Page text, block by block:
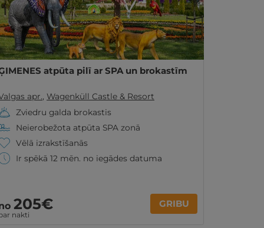
atpūta pilī ar SPA un brokastīm
apr., Wagenküll Castle & Resort
Zviedru galda brokastis
Neierobežota atpūta SPA zonā
Vēlā izrakstīšanās
Ir spēkā 12 mēn. no iegādes datuma
205€
nakti
GRIBU